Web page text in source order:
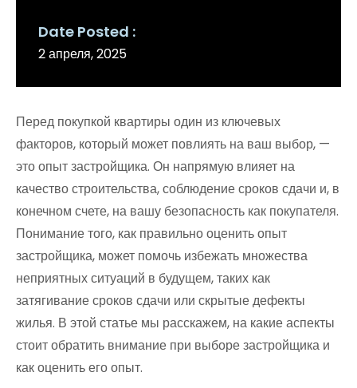
Date Posted
2 апреля, 2025
Перед покупкой квартиры один из ключевых
факторов, который может повлиять на ваш выбор, —
это опыт застройщика. Он напрямую влияет на
качество строительства, соблюдение сроков сдачи и, в
конечном счете, на вашу безопасность как покупателя.
Понимание того, как правильно оценить опыт
застройщика, может помочь избежать множества
неприятных ситуаций в будущем, таких как
затягивание сроков сдачи или скрытые дефекты
жилья. В этой статье мы расскажем, на какие аспекты
стоит обратить внимание при выборе застройщика и
как оценить его опыт.